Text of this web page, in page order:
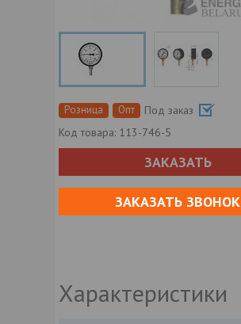
Розница Опт
Под заказ
Код товара: 113-746-5
ЗАКАЗАТЬ
ЗАКАЗАТЬ ЗВОНОК
Характеристики